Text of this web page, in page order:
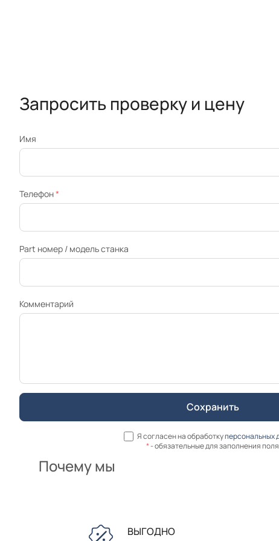
Запросить проверку и цену
Имя
Телефон*
Part номер / модель станка
Комментарий
Я согласен на обработкуперсональных
*- обязательные для заполнения поля
Почему мы
ВЫГОДНО